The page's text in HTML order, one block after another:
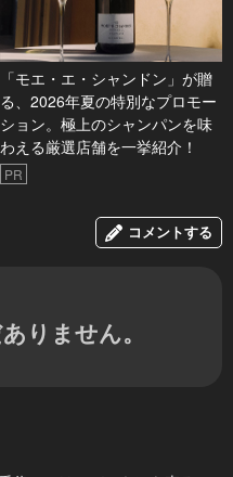
「モエ・エ・シャンドン」が贈
る、2026年夏の特別なプロモー
ション。極上のシャンパンを味
わえる厳選店舗を一挙紹介！
PR
コメントする
りません。